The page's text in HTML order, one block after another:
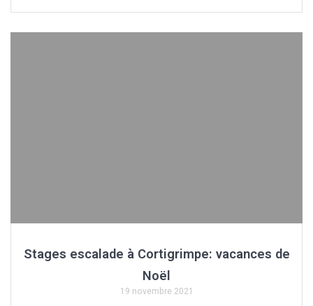
Stages escalade à Cortigrimpe: vacances de
Noël
19 novembre 2021